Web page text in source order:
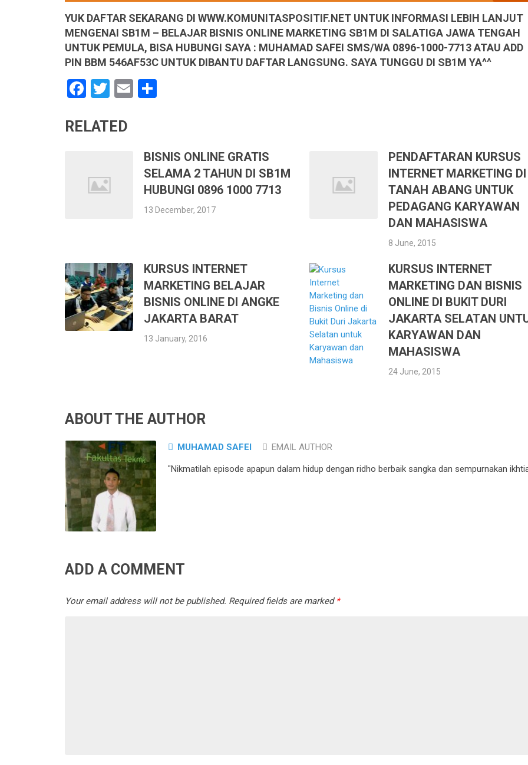
YUK DAFTAR SEKARANG DI WWW.KOMUNITASPOSITIF.NET UNTUK INFORMASI LEBIH LANJUT
MENGENAI SB1M – BELAJAR BISNIS ONLINE MARKETING SB1M DI SALATIGA JAWA TENGAH
UNTUK PEMULA, BISA HUBUNGI SAYA : MUHAMAD SAFEI SMS/WA 0896-1000-7713 ATAU ADD
PIN BBM 546AF53C UNTUK DIBANTU DAFTAR LANGSUNG. SAYA TUNGGU DI SB1M YA^^
Facebook
Twitter
Email
RELATED
BISNIS ONLINE GRATIS
SELAMA 2 TAHUN DI SB1M
HUBUNGI 0896 1000 7713
13 December, 2017
PENDAFTARAN KURSUS
INTERNET MARKETING DI
TANAH ABANG UNTUK
PEDAGANG KARYAWAN
DAN MAHASISWA
8 June, 2015
KURSUS INTERNET
MARKETING BELAJAR
BISNIS ONLINE DI ANGKE
JAKARTA BARAT
13 January, 2016
KURSUS INTERNET
MARKETING DAN BISNIS
ONLINE DI BUKIT DURI
JAKARTA SELATAN
KARYAWAN DAN
MAHASISWA
24 June, 2015
ABOUT THE AUTHOR
MUHAMAD SAFEI EMAIL AUTHOR
"Nikmatilah episode apapun dalam hidup dengan ridho berbaik sangka dan sempurnakan
ADD A COMMENT
Your email address will not be published. Required fields are marked *